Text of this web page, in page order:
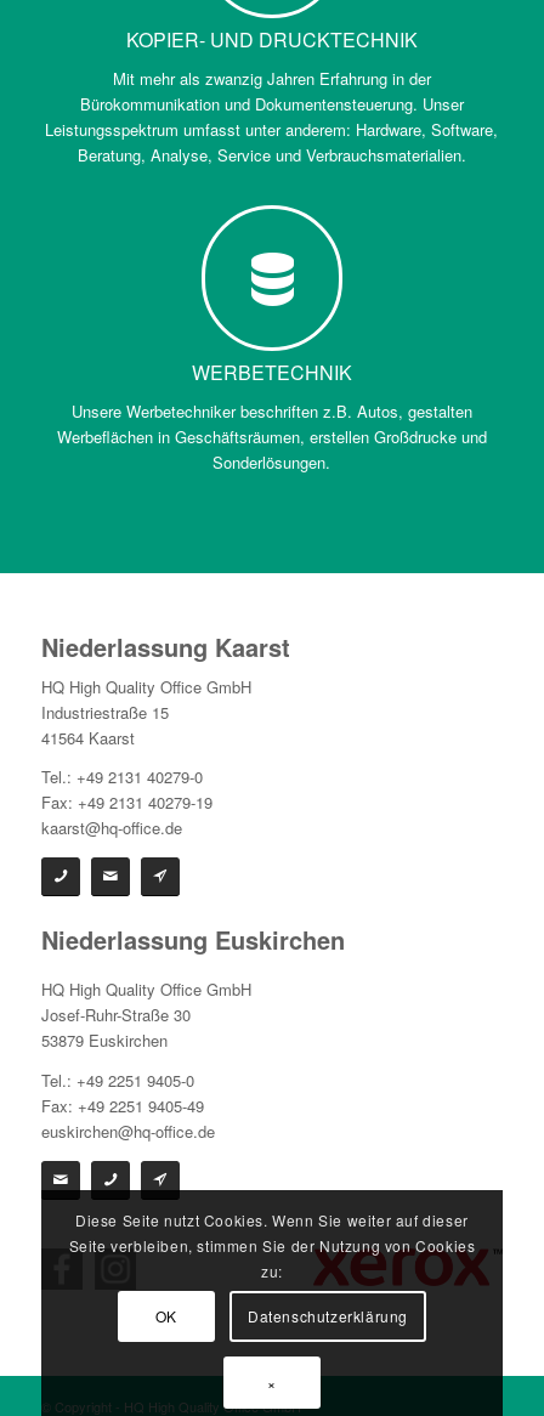
KOPIER- UND DRUCKTECHNIK
Mit mehr als zwanzig Jahren Erfahrung in der
Bürokommunikation und Dokumentensteuerung. Unser
Leistungsspektrum umfasst unter anderem: Hardware, Software,
Beratung, Analyse, Service und Verbrauchsmaterialien.
WERBETECHNIK
Unsere Werbetechniker beschriften z.B. Autos, gestalten
Werbeflächen in Geschäftsräumen, erstellen Großdrucke und
Sonderlösungen.
Niederlassung Kaarst
HQ High Quality Office GmbH
Industriestraße 15
41564 Kaarst
Tel.: +49 2131 40279-0
Fax: +49 2131 40279-19
kaarst@hq-office.de
Niederlassung Euskirchen
HQ High Quality Office GmbH
Josef-Ruhr-Straße 30
53879 Euskirchen
Tel.: +49 2251 9405-0
Fax: +49 2251 9405-49
euskirchen@hq-office.de
© Copyright - HQ High Quality Office GmbH
Diese Seite nutzt Cookies. Wenn Sie weiter auf dieser
Seite verbleiben, stimmen Sie der Nutzung von Cookies
zu:
OK Datenschutzerklärung
×